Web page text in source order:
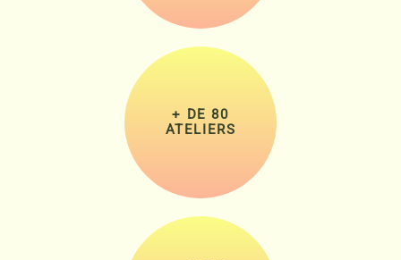
+ DE 80
ATELIERS